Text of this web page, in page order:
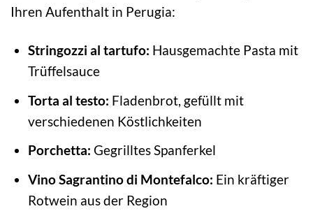
Ihren Aufenthalt in Perugia:
Stringozzi al tartufo: Hausgemachte Pasta mit
Trüffelsauce
Torta al testo: Fladenbrot, gefüllt mit
verschiedenen Köstlichkeiten
Porchetta: Gegrilltes Spanferkel
Vino Sagrantino di Montefalco: Ein kräftiger
Rotwein aus der Region